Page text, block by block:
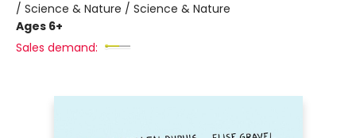
/ Science & Nature / Science & Nature
Ages 6+
Sales demand: